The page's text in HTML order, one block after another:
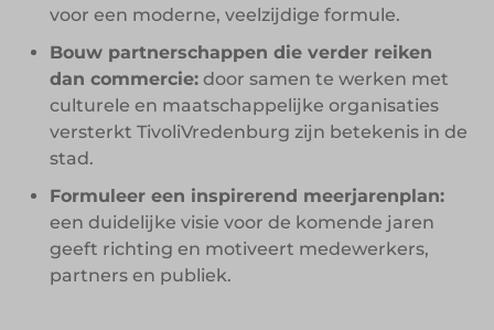
voor een moderne, veelzijdige formule.
Bouw partnerschappen die verder reiken
dan commercie: door samen te werken met
culturele en maatschappelijke organisaties
versterkt TivoliVredenburg zijn betekenis in de
stad.
Formuleer een inspirerend meerjarenplan:
een duidelijke visie voor de komende jaren
geeft richting en motiveert medewerkers,
partners en publiek.